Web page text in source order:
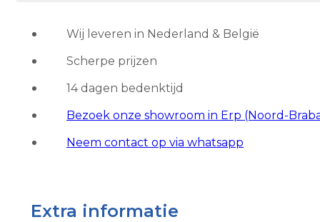
grijs
aantal
Wij leveren in Nederland & België
Scherpe prijzen
14 dagen bedenktijd
Bezoek onze showroom in Erp (Noord-
Neem contact op via whatsapp
Extra informatie